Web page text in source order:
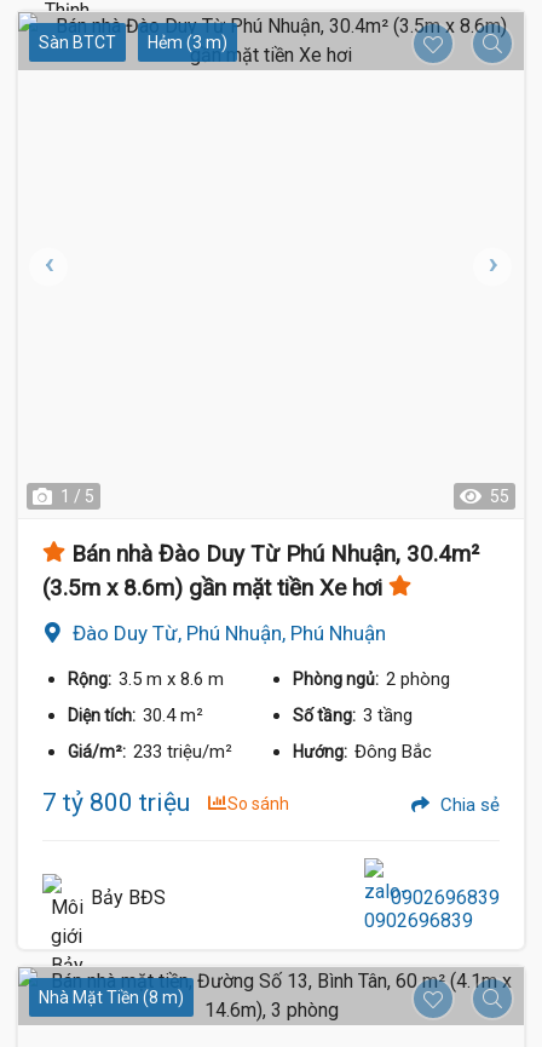
Sàn BTCT Hẻm (3 m)
1 / 5 55
Bán nhà Đào Duy Từ Phú Nhuận, 30.4m²
(3.5m x 8.6m) gần mặt tiền Xe hơi
Đào Duy Từ, Phú Nhuận, Phú Nhuận
Rộng: 3.5 m x 8.6 m Phòng ngủ: 2 phòng
Diện tích: 30.4 m² Số tầng: 3 tầng
Giá/m²: 233 triệu/m² Hướng: Đông Bắc
7 tỷ 800 triệu So sánh Chia sẻ
Bảy BĐS 0902696839
Nhà Mặt Tiền (8 m)